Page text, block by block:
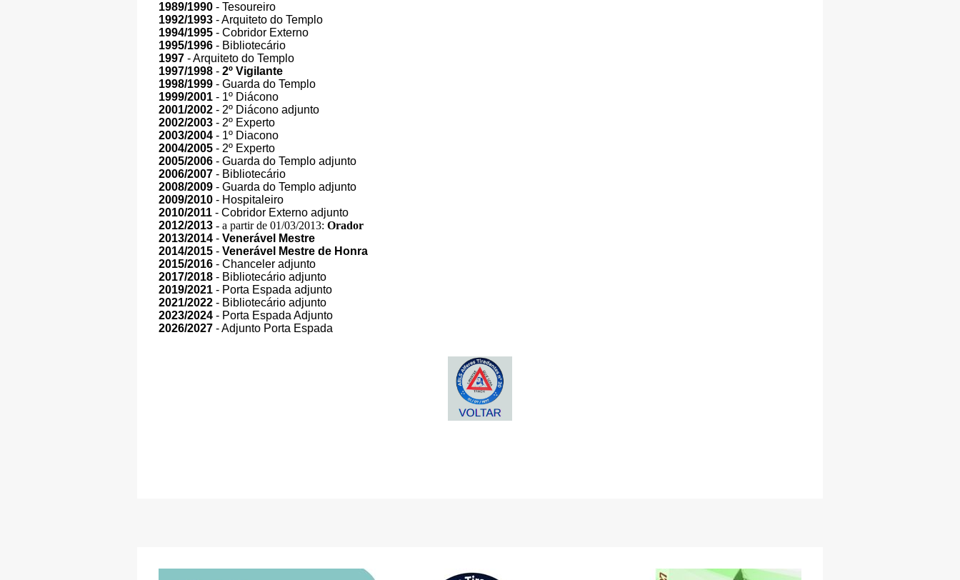
1989/1990 - Tesoureiro
1992/1993 - Arquiteto do Templo
1994/1995 - Cobridor Externo
1995/1996 - Bibliotecário
1997 - Arquiteto do Templo
1997/1998 - 2º Vigilante
1998/1999 - Guarda do Templo
1999/2001 - 1º Diácono
2001/2002 - 2º Diácono adjunto
2002/2003 - 2º Experto
2003/2004 - 1º Diacono
2004/2005 - 2º Experto
2005/2006 - Guarda do Templo adjunto
2006/2007 - Bibliotecário
2008/2009 - Guarda do Templo adjunto
2009/2010 - Hospitaleiro
2010/2011 - Cobridor Externo adjunto
2012/2013 - a partir de 01/03/2013: Orador
2013/2014 - Venerável Mestre
2014/2015 - Venerável Mestre de Honra
2015/2016 - Chanceler adjunto
2017/2018 - Bibliotecário adjunto
2019/2021 - Porta Espada adjunto
2021/2022 - Bibliotecário adjunto
2023/2024 - Porta Espada Adjunto
2026/2027 - Adjunto Porta Espada